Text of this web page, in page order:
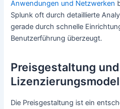
Anwendungen und Netzwerken
Splunk oft durch detaillierte
gerade durch schnelle
Benutzerführung überzeugt.
Preisgestaltung und
Die Preisgestaltung ist ein